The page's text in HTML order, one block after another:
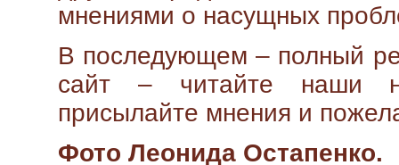
мнениями о насущных
В последующем – полный
сайт – читайте наши
присылайте мнения и
Фото Леонида Остапенко.